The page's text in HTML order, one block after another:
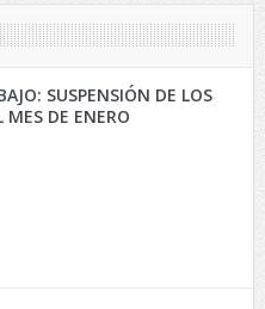
SUSPENSIÓN DE LOS
MES DE ENERO